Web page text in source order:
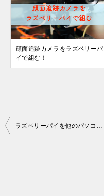
顔面追跡カメラをラズベリーパ
イで組む！
投
ラズベリーパイを他のパソコンからリモート操作する方法